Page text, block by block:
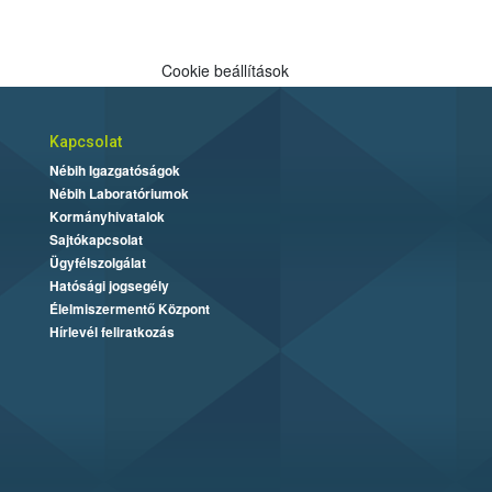
Cookie beállítások
Kapcsolat
Nébih Igazgatóságok
Nébih Laboratóriumok
Kormányhivatalok
Sajtókapcsolat
Ügyfélszolgálat
Hatósági jogsegély
Élelmiszermentő Központ
Hírlevél feliratkozás